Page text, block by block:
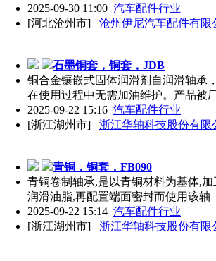
2025-09-30 11:00 汽车配件行业
[河北沧州市]
沧州伊尼汽车配件有限
石墨铜套，铜套，JDB
铜合金镶嵌式固体润滑剂自润滑轴承
在使用过程中无需加油维护。产品被
2025-09-22 15:16 汽车配件行业
[浙江湖州市]
浙江华轴科技股份有限
青铜，铜套，FB090
青铜卷制轴承,是以青铜材料为基体,
润滑油脂,再配置端面密封而使用该轴
2025-09-22 15:14 汽车配件行业
[浙江湖州市]
浙江华轴科技股份有限